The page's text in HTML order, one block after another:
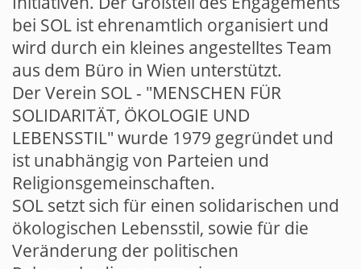
bei SOL ist ehrenamtlich organisiert und
wird durch ein kleines angestelltes Team
aus dem Büro in Wien unterstützt.
Der Verein SOL - "MENSCHEN FÜR
SOLIDARITÄT, ÖKOLOGIE UND
LEBENSSTIL" wurde 1979 gegründet und
ist unabhängig von Parteien und
Religionsgemeinschaften.
SOL setzt sich für einen solidarischen und
ökologischen Lebensstil, sowie für die
Veränderung der politischen